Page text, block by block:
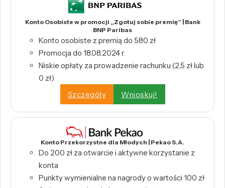
Konto Osobiste w promocji „Zgotuj sobie premię” | Bank
BNP Paribas
Konto osobiste z premią do 580 zł
Promocja do 18.08.2024 r.
Niskie opłaty za prowadzenie rachunku (2,5 zł lub
0 zł)
Szczegóły
Wnioskuj!
Konto Przekorzystne dla Młodych | Pekao S.A.
Do 200 zł za otwarcie i aktywne korzystanie z
konta
Punkty wymienialne na nagrody o wartości 100 zł